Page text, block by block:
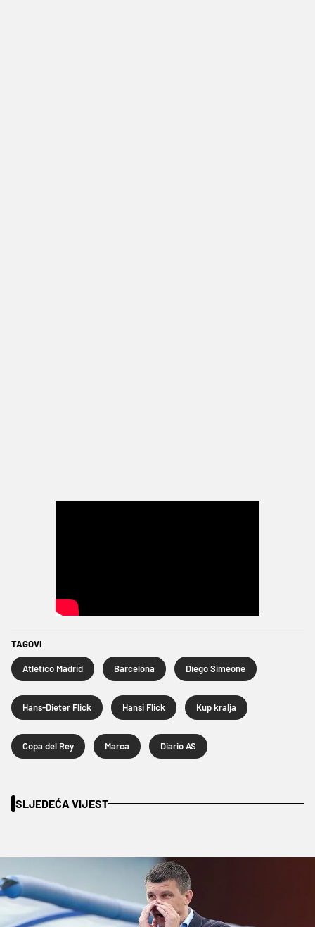
TAGOVI
Atletico Madrid Barcelona Diego Simeone
Hans-Dieter Flick Hansi Flick Kup kralja
Copa del Rey Marca Diario AS
SLJEDEĆA VIJEST